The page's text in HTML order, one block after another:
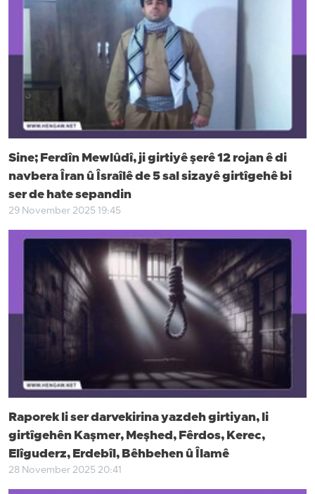
Sine; Ferdîn Mewlûdî, ji girtiyê şerê 12 rojan ê di
navbera Îran û Îsraîlê de 5 sal sizayê girtîgehê bi
ser de hate sepandin
29 November 2025 19:45
Raporek li ser darvekirina yazdeh girtiyan, li
girtîgehên Kaşmer, Meşhed, Fêrdos, Kerec,
Elîguderz, Erdebîl, Bêhbehen û Îlamê
28 November 2025 20:41